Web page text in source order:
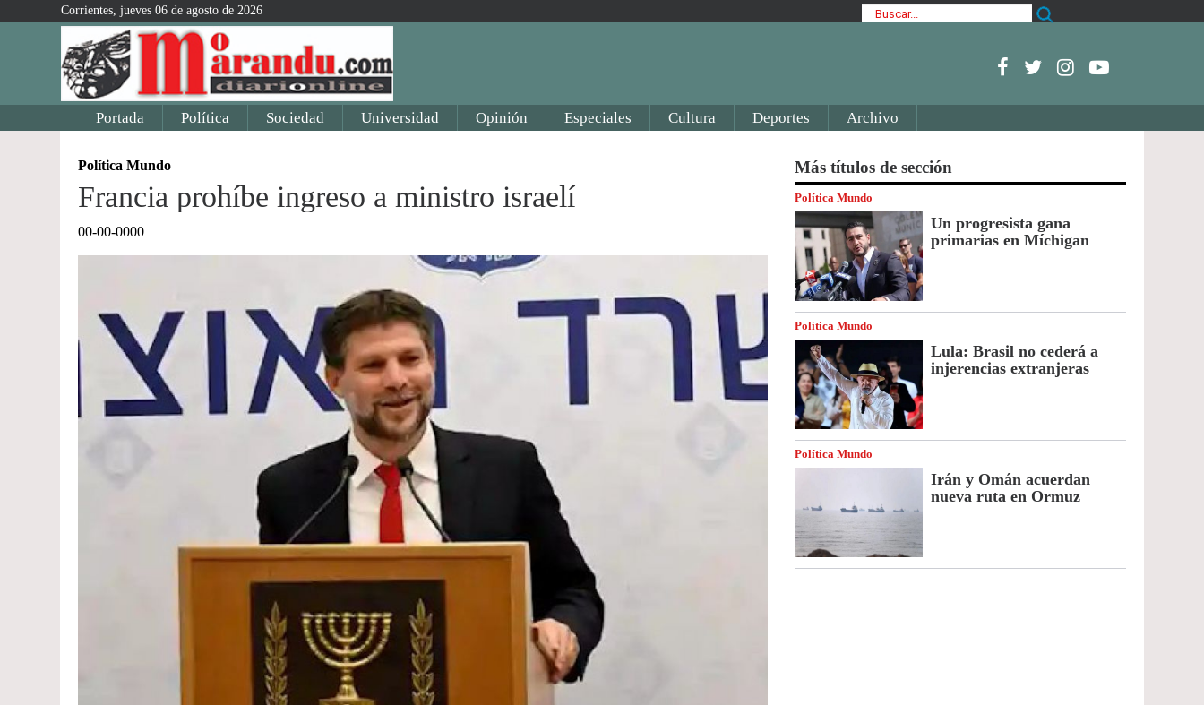
Corrientes, jueves 06 de agosto de 2026
Portada Política Sociedad Universidad Opinión Especiales Cultura Deportes Archivo
Política Mundo
Francia prohíbe ingreso a ministro israelí
00-00-0000
Más títulos de sección
Política Mundo
Un progresista gana
primarias en Míchigan
Política Mundo
Lula: Brasil no cederá a
injerencias extranjeras
Política Mundo
Irán y Omán acuerdan
nueva ruta en Ormuz